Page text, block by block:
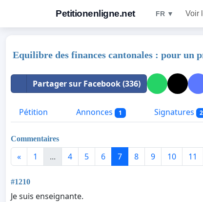
Petitionenligne.net FR ▼ Voir
Equilibre des finances cantonales : pour un
Partager sur Facebook (336)
Pétition Annonces 1 Signatures
Commentaires
« 1 ... 4 5 6 7 8 9 10 11
#1210
Je suis enseignante.